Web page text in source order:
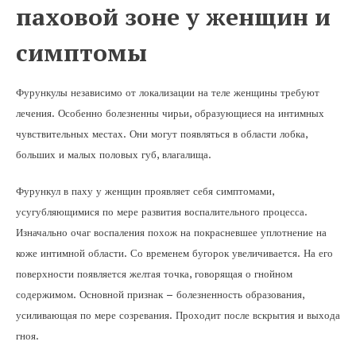
паховой зоне у женщин и
симптомы
Фурункулы независимо от локализации на теле женщины требуют
лечения. Особенно болезненны чирьи, образующиеся на интимных
чувствительных местах. Они могут появляться в области лобка,
больших и малых половых губ, влагалища.
Фурункул в паху у женщин проявляет себя симптомами,
усугубляющимися по мере развития воспалительного процесса.
Изначально очаг воспаления похож на покрасневшее уплотнение на
коже интимной области. Со временем бугорок увеличивается. На его
поверхности появляется желтая точка, говорящая о гнойном
содержимом. Основной признак – болезненность образования,
усиливающая по мере созревания. Проходит после вскрытия и выхода
гноя.